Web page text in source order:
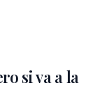
si va a la